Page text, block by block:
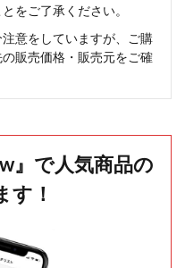
をご了承ください。
意をしていますが、ご購
販売価格・販売元をご確
』で人気商品の
す！